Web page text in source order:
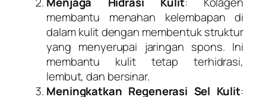
membantu menahan kelembapan di
dalam kulit dengan membentuk struktur
yang menyerupai jaringan spons. Ini
membantu kulit tetap terhidrasi,
lembut, dan bersinar.
Meningkatkan Regenerasi Sel Kulit: